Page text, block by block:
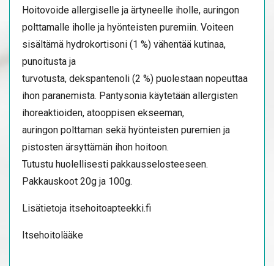
Hoitovoide allergiselle ja ärtyneelle iholle, auringon
polttamalle iholle ja hyönteisten puremiin. Voiteen
sisältämä hydrokortisoni (1 %) vähentää kutinaa,
punoitusta ja
turvotusta, dekspantenoli (2 %) puolestaan nopeuttaa
ihon paranemista. Pantysonia käytetään allergisten
ihoreaktioiden, atooppisen ekseeman,
auringon polttaman sekä hyönteisten puremien ja
pistosten ärsyttämän ihon hoitoon.
Tutustu huolellisesti pakkausselosteeseen.
Pakkauskoot 20g ja 100g.
Lisätietoja itsehoitoapteekki.fi
Itsehoitolääke